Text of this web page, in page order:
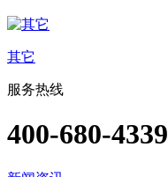
其它
服务热线
400-680-4339